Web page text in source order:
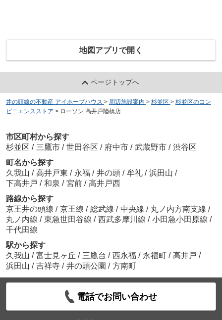
地図アプリで開く
ページトップへ
井の頭線の不動産 アイホープハウス > 周辺施設案内 > 杉並区 > 杉並区のコン
ビニエンスストア > ローソン 高井戸陸橋店
市区町村から探す
杉並区 / 三鷹市 / 世田谷区 / 府中市 / 武蔵野市 / 渋谷区
町名から探す
久我山 / 高井戸東 / 永福 / 井の頭 / 牟礼 / 浜田山 /
下高井戸 / 和泉 / 宮前 / 高井戸西
路線から探す
京王井の頭線 / 京王線 / 総武線 / 中央線 / 丸ノ内方南支線 /
丸ノ内線 / 東急世田谷線 / 西武多摩川線 / 小田急小田原線 /
千代田線
駅から探す
久我山 / 富士見ヶ丘 / 三鷹台 / 西永福 / 永福町 / 高井戸 /
浜田山 / 吉祥寺 / 井の頭公園 / 方南町
電話でお問い合わせ